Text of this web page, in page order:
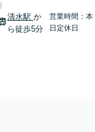
清水駅 か
ら徒歩5分
営業時間：本
日定休日